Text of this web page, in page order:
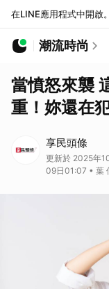
在LINE應用程式中開啟。
潮流時尚
當憤怒來襲
重！妳還在
享民頭條
更新於 2025年
09日01:07 • 葉